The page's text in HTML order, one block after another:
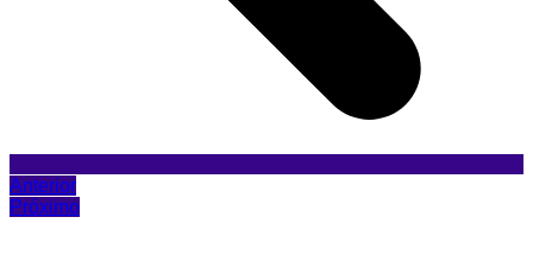
Anterior
Próximo